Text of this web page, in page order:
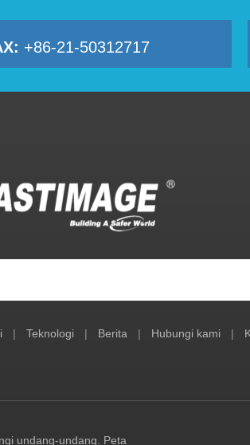
+86-21-50312717
| Teknologi | Berita | Hubungi kami |
undang-undang. Peta